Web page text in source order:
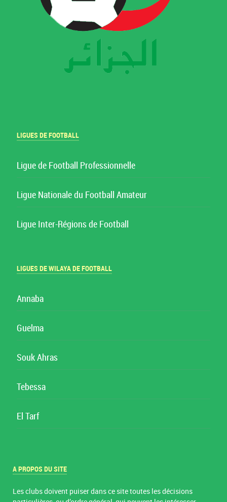
LIGUES DE FOOTBALL
Ligue de Football Professionnelle
Ligue Nationale du Football Amateur
Ligue Inter-Régions de Football
LIGUES DE WILAYA DE FOOTBALL
Annaba
Guelma
Souk Ahras
Tebessa
El Tarf
A PROPOS DU SITE
Les clubs doivent puiser dans ce site toutes les décisions